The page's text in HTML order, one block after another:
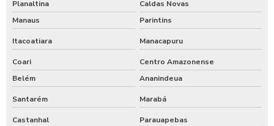
Planaltina
Caldas Novas
Manaus
Parintins
Itacoatiara Manacapuru
Coari
Centro Amazonense
Belém
Ananindeua
Santarém Marabá
Castanhal Parauapebas